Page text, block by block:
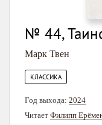
№ 44,
Марк Твен
КЛАССИКА
Год выхода: 2024
Читает Филипп